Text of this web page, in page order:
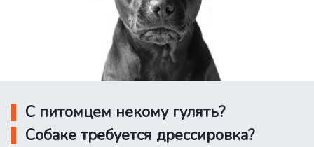
С питомцем некому гулять?
Собаке требуется дрессировка?